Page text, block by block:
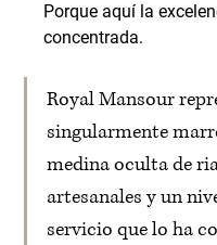
Porque aquí la
concentrada.
Royal Mansour
singularmente
medina oculta de
artesanales y un
servicio que lo ha